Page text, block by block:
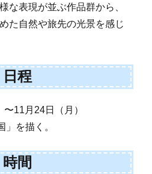
な表現が並ぶ作品群から、
た自然や旅先の光景を感じ
日程
11月24日（月）
を描く。
時間